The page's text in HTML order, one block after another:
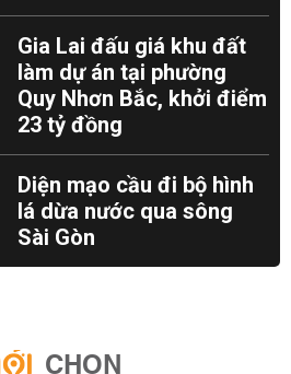
Gia Lai đấu giá khu đất
làm dự án tại phường
Quy Nhơn Bắc, khởi điểm
23 tỷ đồng
Diện mạo cầu đi bộ hình
lá dừa nước qua sông
Sài Gòn